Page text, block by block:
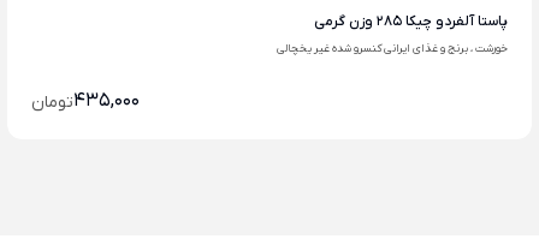
پاستا آلفردو چیکا 285 وزن گرمی
خورشت ، برنج و غذای ایرانی کنسرو شده غیر یخچالی
435,000تومان